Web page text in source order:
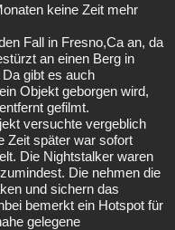
keine Zeit mehr
Fall in Fresno,Ca an, da
an einen Berg in
gibt es auch
Objekt geborgen wird,
gefilmt.
versuchte vergeblich
Zeit später war sofort
Die Nightstalker waren
Die nehmen die
und sichern das
bemerkt ein Hotspot für
gelegene